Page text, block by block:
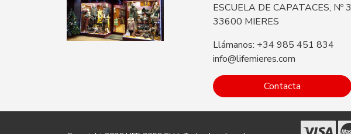
ESCUELA DE CAPATACES, Nº 3
33600 MIERES
Llámanos: +34 985 451 834
info@lifemieres.com
Contacta